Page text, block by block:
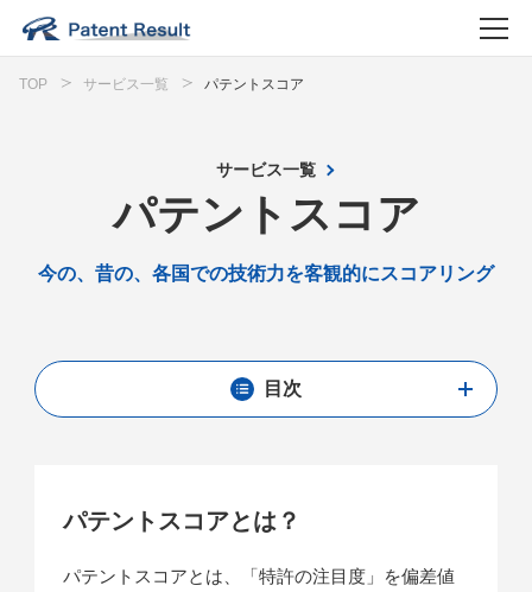
TOP サービス一覧 パテントスコア
サービス一覧
パテントスコア
今の、昔の、各国での技術力を客観的にスコアリング
目次
パテントスコアとは？
パテントスコアとは、「特許の注目度」を偏差値